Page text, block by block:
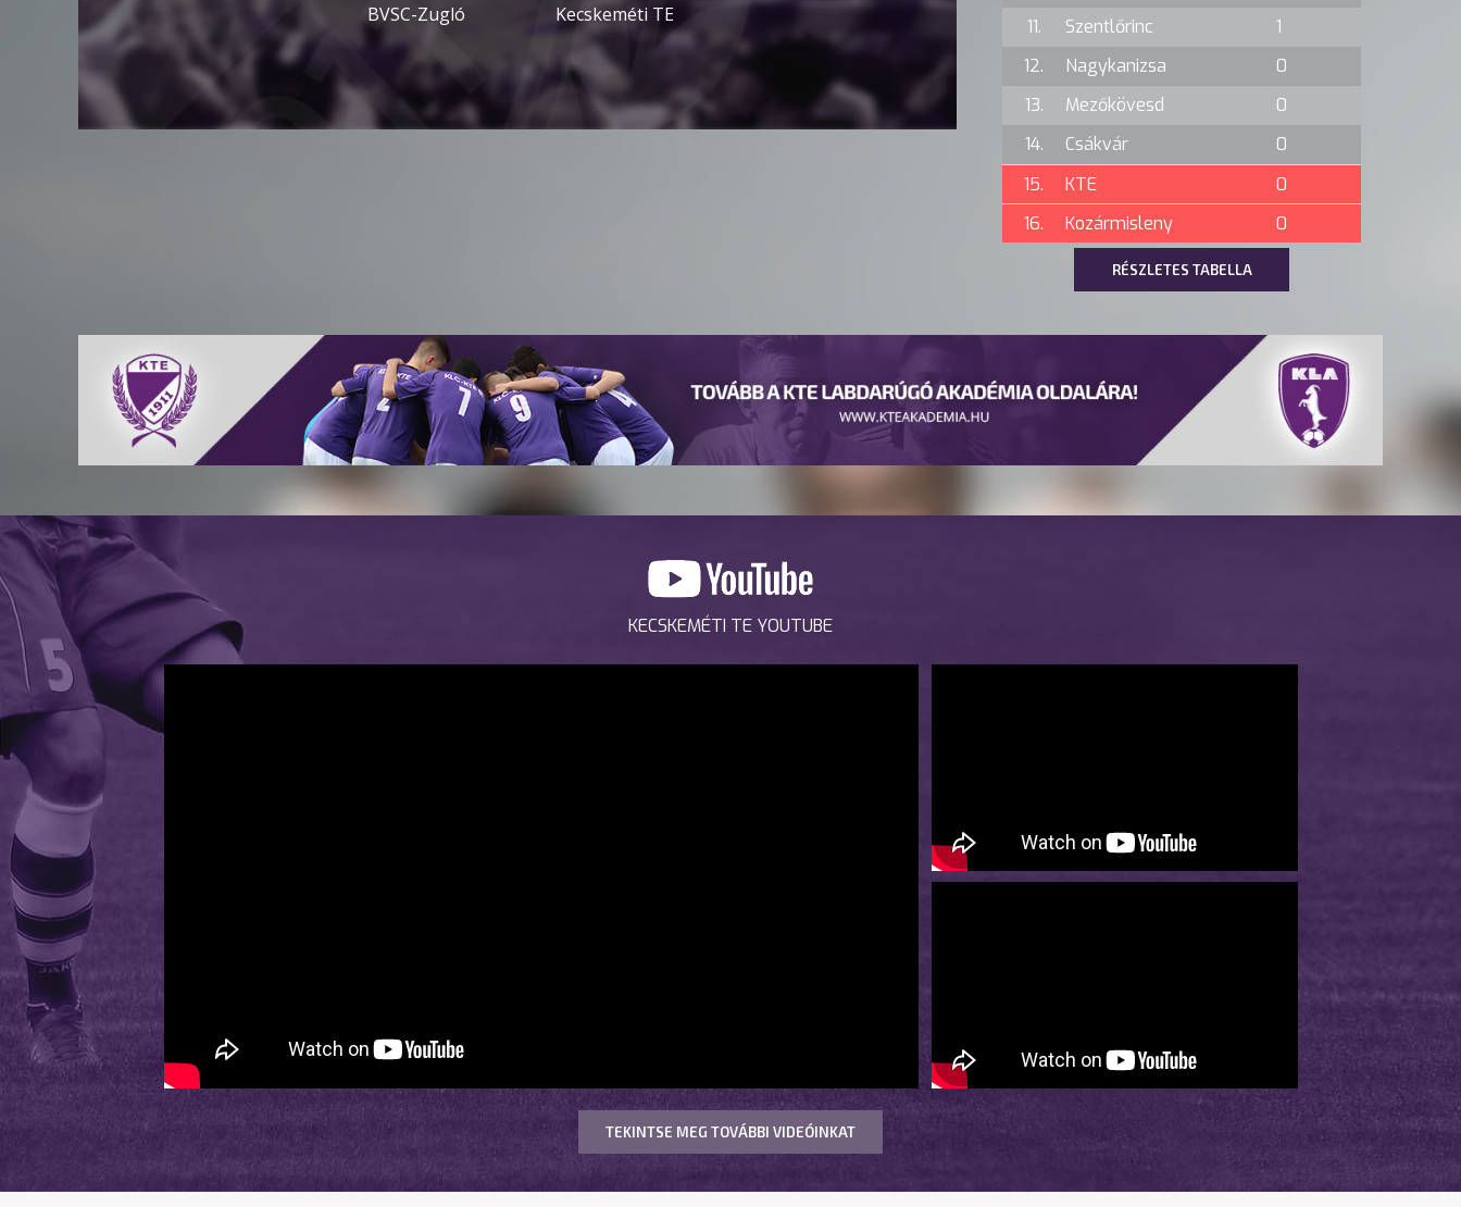
BVSC-Zugló Kecskeméti TE
11.
Szentlőrinc
1
12.
Nagykanizsa
0
13.
Mezőkövesd
0
14.
Csákvár
0
15.
KTE
0
16.
Kozármisleny 0
RÉSZLETES TABELLA
KECSKEMÉTI TE YOUTUBE
TEKINTSE MEG TOVÁBBI VIDEÓINKAT